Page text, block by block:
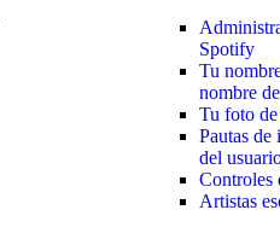
Spotify
Tu
nombre
Tu foto
Pautas de
del
Controles
Artistas